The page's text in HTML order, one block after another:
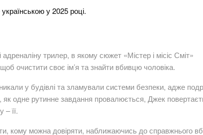
у 2025 році.
трилер, в якому сюжет «Містер і місіс Сміт»
очистити своє ім’я та знайти вбивцю чоловіка.
у будівлі та зламували системи безпеки, адже
як одне рутинне завдання провалюється, Джек
– її.
кому можна довіряти, наближаючись до справжнього